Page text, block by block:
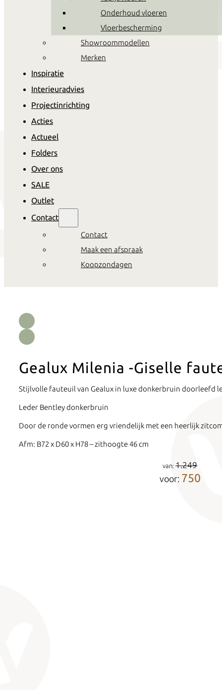
Onderhoud vloeren
Vloerbescherming
Showroommodellen
Merken
Inspiratie
Interieuradvies
Projectinrichting
Acties
Actueel
Folders
Over ons
SALE
Outlet
Contact
Contact
Maak een afspraak
Koopzondagen
Gealux Milenia -Giselle
Stijlvolle fauteuil van Gealux in luxe donkerbruin doorleefd
Leder Bentley donkerbruin
Door de ronde vormen erg vriendelijk met een heerlijk
Afm: B72 x D60 x H78 – zithoogte 46 cm
van: 1.249
voor: 750